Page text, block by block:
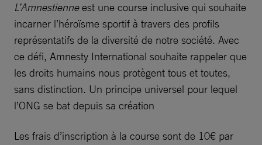
L’Amnestienneest une course inclusive qui souhaite
incarner l’héroïsme sportif à travers des profils
représentatifs de la diversité de notre société. Avec
ce défi, Amnesty International souhaite rappeler que
les droits humains nous protègent tous et toutes,
sans distinction. Un principe universel pour lequel
l’ONG se bat depuis sa création
Les frais d’inscription à la course sont de 10€ par